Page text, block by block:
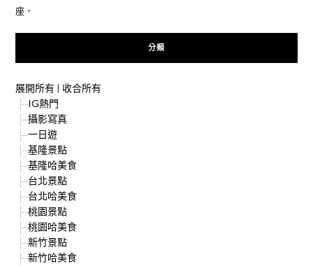
座‧
分類
展開所有| 收合所有
IG熱門
攝影寫真
一日遊
基隆景點
基隆哈美食
台北景點
台北哈美食
桃園景點
桃園哈美食
新竹景點
新竹哈美食